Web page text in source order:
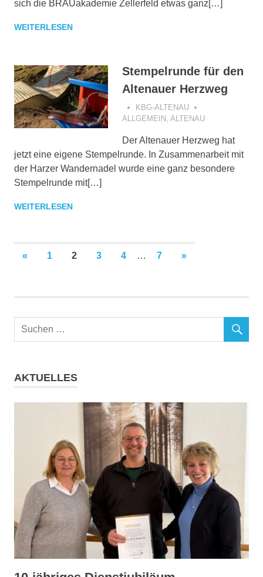
sich die BRAUakademie Zellerfeld etwas ganz[…]
WEITERLESEN
Stempelrunde für den
Altenauer Herzweg
KBG-ALTENAU
ALLGEMEIN ALTENAU
Der Altenauer Herzweg hat
jetzt eine eigene Stempelrunde. In Zusammenarbeit mit
der Harzer Wandernadel wurde eine ganz besondere
Stempelrunde mit[…]
WEITERLESEN
« VORHERIGE
1 2 3 4 … 7
NÄCHSTE
»
AKTUELLES